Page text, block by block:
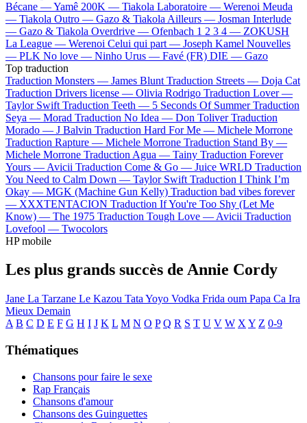
Bécane —Yamê 200K — Tiakola Laboratoire — Werenoi Meuda
— Tiakola Outro — Gazo & Tiakola Ailleurs — Josman Interlude
— Gazo & Tiakola Overdrive — Ofenbach 1 2 3 4 — ZOKUSH
La League — Werenoi Celui qui part — Joseph Kamel Nouvelles
— PLK No love — Ninho Urus — Favé (FR) DIE — Gazo
Top traduction
Traduction Monsters — James Blunt Traduction Streets — Doja Cat
Traduction Drivers license — Olivia Rodrigo Traduction Lover —
Taylor Swift Traduction Teeth — 5 Seconds Of Summer Traduction
Seya — Morad Traduction No Idea — Don Toliver Traduction
Morado — J Balvin Traduction Hard For Me — Michele Morrone
Traduction Rapture — Michele Morrone Traduction Stand By —
Michele Morrone Traduction Agua — Tainy Traduction Forever
Yours — Avicii Traduction Come & Go — Juice WRLD Traduction
You Need to Calm Down — Taylor Swift Traduction I Think I’m
Okay — MGK (Machine Gun Kelly) Traduction bad vibes forever
— XXXTENTACION Traduction If You're Too Shy (Let Me
Know) — The 1975 Traduction Tough Love — Avicii Traduction
Lovefool — Twocolors
HP mobile
Les plus grands succès de Annie Cordy
Jane La Tarzane Le Kazou Tata Yoyo Vodka Frida oum Papa Ca Ira
Mieux Demain
A B C D E F G H I J K L M N O P Q R S T U V W X Y Z 0-9
Thématiques
Chansons pour faire le sexe
Rap Français
Chansons d'amour
Chansons des Guinguettes